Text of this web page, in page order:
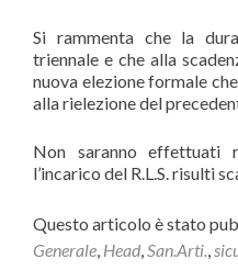
Si rammenta che la
triennale e che alla
nuova elezione formale
alla rielezione del
Non saranno
l’incarico del R.L.S. risulti
Questo articolo è stato
Generale, Head,San.Arti.,